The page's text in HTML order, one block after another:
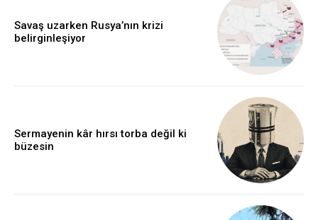
Savaş uzarken Rusya’nın krizi
belirginleşiyor
Sermayenin kâr hırsı torba değil ki
büzesin